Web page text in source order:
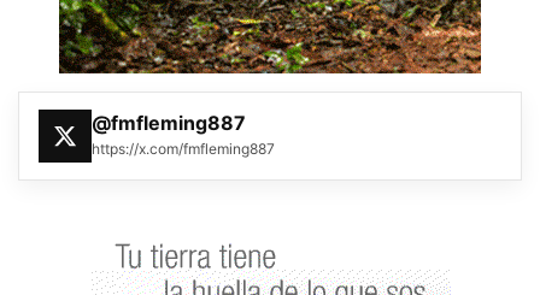
@fmfleming887
https://x.com/fmfleming887